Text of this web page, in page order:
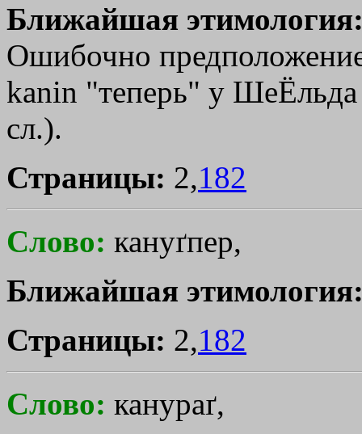
Ближайшая
Ошибочно
kanіn "теперь" у
сл.).
Страницы: 2,182
Слово: кануґпер,
Ближайшая
Страницы: 2,182
Слово: канураґ,